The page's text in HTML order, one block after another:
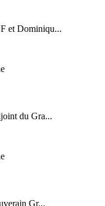
et Dominiqu...
du Gra...
Gr...